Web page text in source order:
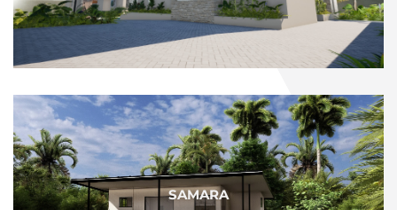
SAMARA